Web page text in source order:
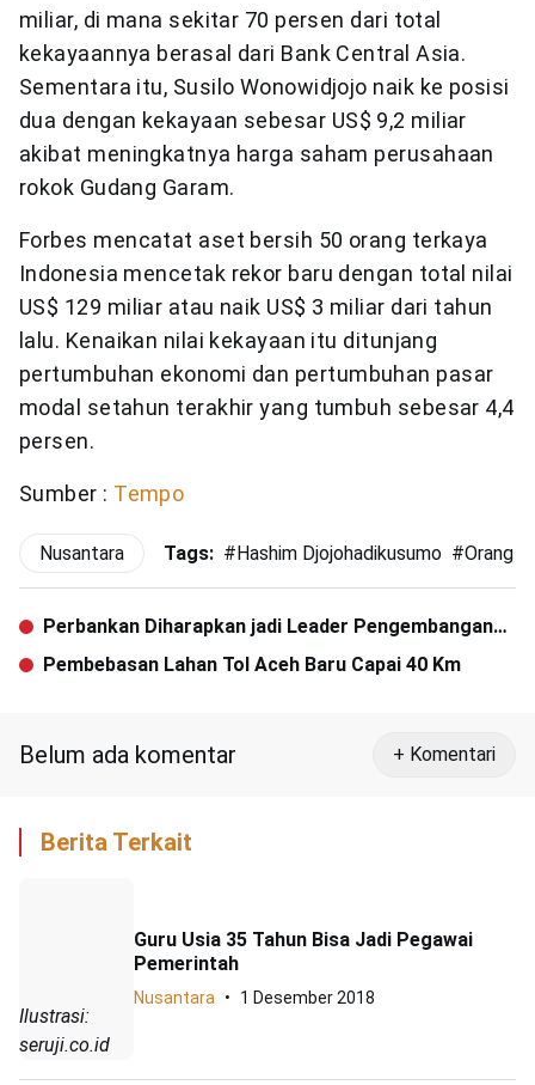
miliar, di mana sekitar 70 persen dari total
kekayaannya berasal dari Bank Central Asia.
Sementara itu, Susilo Wonowidjojo naik ke posisi
dua dengan kekayaan sebesar US$ 9,2 miliar
akibat meningkatnya harga saham perusahaan
rokok Gudang Garam.
Forbes mencatat aset bersih 50 orang terkaya
Indonesia mencetak rekor baru dengan total nilai
US$ 129 miliar atau naik US$ 3 miliar dari tahun
lalu. Kenaikan nilai kekayaan itu ditunjang
pertumbuhan ekonomi dan pertumbuhan pasar
modal setahun terakhir yang tumbuh sebesar 4,4
persen.
Sumber : Tempo
Nusantara Tags: #Hashim Djojohadikusumo #Orang
Perbankan Diharapkan jadi Leader Pengembangan
Ekonomi Syariah
Pembebasan Lahan Tol Aceh Baru Capai 40 Km
Belum ada komentar + Komentari
Berita Terkait
Ilustrasi:
seruji.co.id
Guru Usia 35 Tahun Bisa Jadi Pegawai
Pemerintah
Nusantara 1 Desember 2018